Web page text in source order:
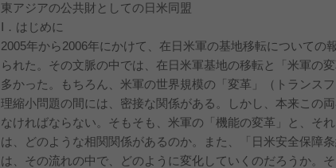
東アジアの公共財としての日米同盟
Ⅰ．はじめに
2005年から2006年にかけて、在日米軍の基地移転についての
られた。その文脈の中では、在日米軍基地の移転と「米軍の
多かった。もちろん、米軍の世界規模の「変革」（トランス
理縮小問題の間には、密接な関係がある。しかし、本来この
なければならない。そもそも、米軍の「機能の変革」と、そ
は、どのような相関関係があるのか。また、「日米安全保障
は、その流れの中で、どのように変化していくのだろうか。